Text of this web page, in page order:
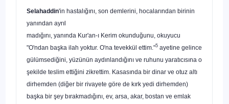
Selahaddin'in hastalığını, son demlerini, hocalarından birinin
yanından ayrıl­
madığını, yanında Kur'an-ı Kerim okunduğunu, okuyucu
"O'ndan başka ilah yok­tur. O'na tevekkül ettim."5 ayetine gelince
gülümsediğini, yüzünün aydınlandığını ve ruhunu yaratıcısına o
şekilde teslim ettiğini zikrettim. Kasasında bir dinar ve otuz altı
dirhemden (diğer bir rivayete göre de kırk yedi dirhemden)
başka bir şey bırakmadığını, ev, arsa, akar, bostan ve emlak